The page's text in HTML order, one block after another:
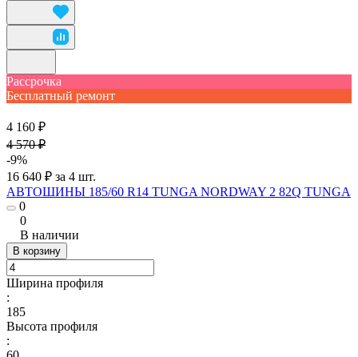
Рассрочка
Бесплатный ремонт
4 160 ₽
4 570 ₽
-9%
16 640 ₽ за 4 шт.
АВТОШИНЫ 185/60 R14 TUNGA NORDWAY 2 82Q TUNGA
0
0
В наличии
В корзину
Ширина профиля
:
185
Высота профиля
: